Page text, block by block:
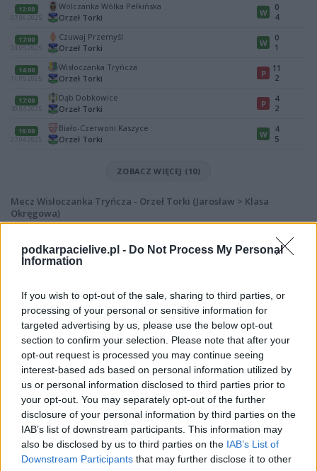
podkarpacielive.pl - Do Not Process My Personal
Information
If you wish to opt-out of the sale, sharing to third parties, or
processing of your personal or sensitive information for
targeted advertising by us, please use the below opt-out
section to confirm your selection. Please note that after your
opt-out request is processed you may continue seeing
interest-based ads based on personal information utilized by
us or personal information disclosed to third parties prior to
your opt-out. You may separately opt-out of the further
disclosure of your personal information by third parties on the
IAB’s list of downstream participants. This information may
also be disclosed by us to third parties on the IAB’s List of
Downstream Participants that may further disclose it to other
12:00
07.06.2025
Wólczanka Wólka Pełkińska
Orzeł Torki
W
0
4
17:00
24.05.2025
Czuwaj Przemyśl
Orzeł Torki
W
0
1
14:00
11.05.2025
Wisłoczanka Tryńcza
Orzeł Torki
P
11
2
17:00
30.04.2025
Dąb Dobkowice
Orzeł Torki
P
4
2
16:00
27.04.2025
Biało-Czerwoni Kaszyce
Orzeł Torki
W
4
5
ZOBACZ WIĘCEJ (10)
Mecz Wisłoczanka Tryńcza - Orzeł Torki (Jarosław > Klasa
Okręgowa)
zostanie w ramach Jarosław > Klasa Okręgowa (25. kolejki - Jarosław >
Klasa Okręgowa).
bramek, kartki, składy, statystyki i informacje o przebiegu
spotkania. To kompletne źródło danych dla kibiców i pasjonatów
lokalnej piłki nożnej. Jeżeli aktualnie nie widzisz tutaj danych z pewnością
pracujemy nad tym żeby je uzupełnić.
Wynik meczu Wisłoczanka Tryńcza vs Orzeł Torki
Po zakończeniu spotkania automatycznie publikujemyoficjalny wynik
spotkania, a także dane meczowe, jeśli są dostępne.
Pełny harmonogram rozgrywek dostępny jest tutaj:Jarosław > Klasa
Okręgowa - terminarz.
Informacje o składach i strzelcach
W miarę dostępności danych, publikujemyskłady wyjściowe,